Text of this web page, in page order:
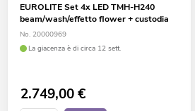
EUROLITE Set 4x LED TMH-H240
beam/wash/effetto flower + custodia
No. 20000969
La giacenza è di circa 12 sett.
2.749,00€